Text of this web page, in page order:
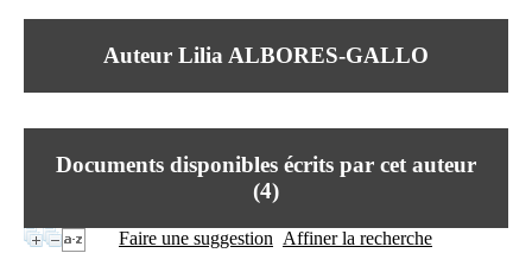
Centre Hospitalier le Vinatier
95, Bd Pinel
Lundi au Vendredi
Contact
Mail
Auteur Lilia ALBORES-GALLO
Documents disponibles écrits par cet auteur
(4)
Faire une suggestion Affiner la recherche
n
o
i
e
t